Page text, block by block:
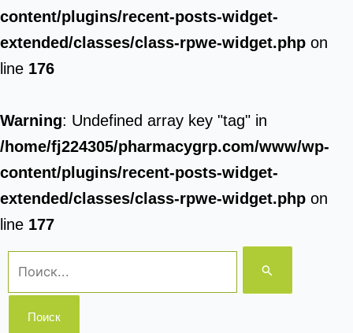
content/plugins/recent-posts-widget-
extended/classes/class-rpwe-widget.php on
line 176
Warning: Undefined array key "tag" in
/home/fj224305/pharmacygrp.com/www/wp-
content/plugins/recent-posts-widget-
extended/classes/class-rpwe-widget.php on
line 177
Поиск: